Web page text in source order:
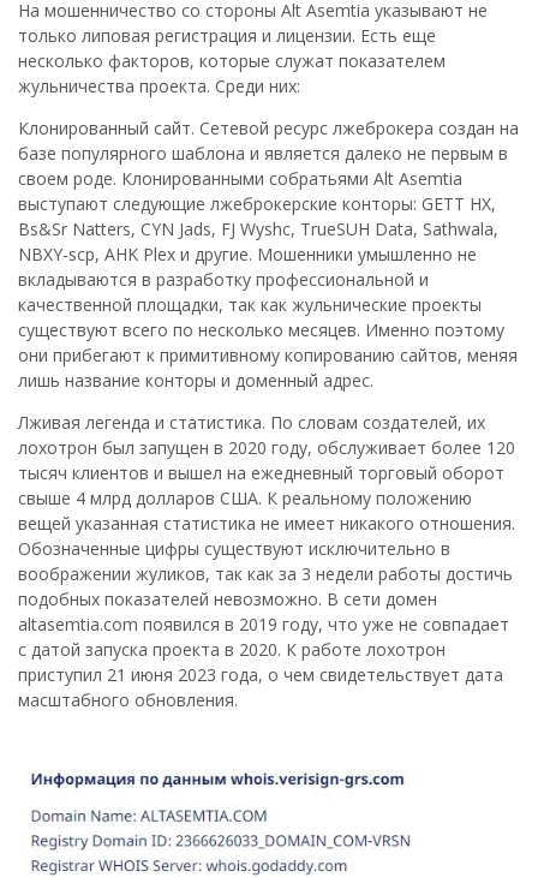
На мошенничество со стороны Alt Asemtia указывают не
только липовая регистрация и лицензии. Есть еще
несколько факторов, которые служат показателем
жульничества проекта. Среди них:
Клонированный сайт. Сетевой ресурс лжеброкера создан на
базе популярного шаблона и является далеко не первым в
своем роде. Клонированными собратьями Alt Asemtia
выступают следующие лжеброкерские конторы: GETT HX,
Bs&Sr Natters, CYN Jads, FJ Wyshc, TrueSUH Data, Sathwala,
NBXY-scp, AHK Plex и другие. Мошенники умышленно не
вкладываются в разработку профессиональной и
качественной площадки, так как жульнические проекты
существуют всего по несколько месяцев. Именно поэтому
они прибегают к примитивному копированию сайтов, меняя
лишь название конторы и доменный адрес.
Лживая легенда и статистика. По словам создателей, их
лохотрон был запущен в 2020 году, обслуживает более 120
тысяч клиентов и вышел на ежедневный торговый оборот
свыше 4 млрд долларов США. К реальному положению
вещей указанная статистика не имеет никакого отношения.
Обозначенные цифры существуют исключительно в
воображении жуликов, так как за 3 недели работы достичь
подобных показателей невозможно. В сети домен
altasemtia.com появился в 2019 году, что уже не совпадает
с датой запуска проекта в 2020. К работе лохотрон
приступил 21 июня 2023 года, о чем свидетельствует дата
масштабного обновления.